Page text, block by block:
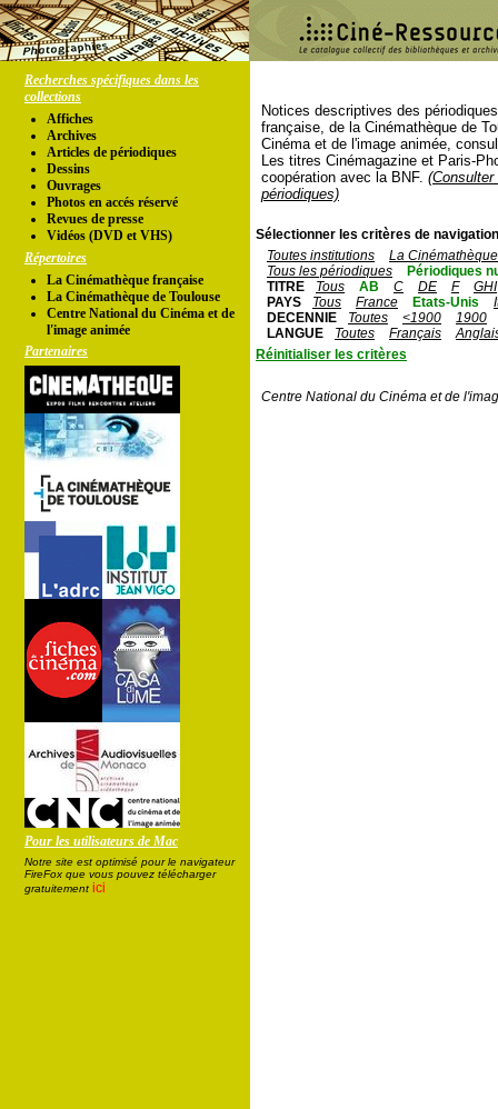
Recherches spécifiques dans les
collections
Affiches
Archives
Articles de périodiques
Dessins
Ouvrages
Photos en accés réservé
Revues de presse
Vidéos (DVD et VHS)
Répertoires
La Cinémathèque française
La Cinémathèque de Toulouse
Centre National du Cinéma et de
l'image animée
Partenaires
Pour les utilisateurs de Mac
Notre site est optimisé pour le navigateur
FireFox que vous pouvez télécharger
gratuitement ici
Notices descriptives des
française, de la Cinémathèque de
Cinéma et de l'image animée,
Les titres Cinémagazine et Paris-
coopération avec la BNF.
périodiques)
Sélectionner les critères de
Toutes institutions
La
Tous les périodiques
Périodiques
TITRE
Tous AB C DE F
GHI
PAYS
Tous France Etats-Unis
DECENNIE
Toutes <1900
1900
LANGUE
Toutes Français
Réinitialiser les critères
Centre National du Cinéma et de